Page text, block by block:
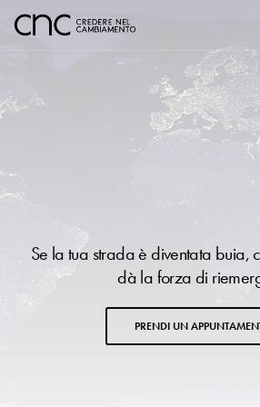
Se la tua strada è diventata buia,
dà la forza di
PRENDI UN